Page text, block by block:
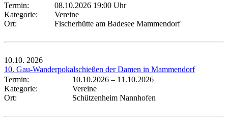
Termin:
08.10.2026 19:00 Uhr
Kategorie:
Vereine
Ort:
Fischerhütte am Badesee Mammendorf
10.10. 2026
10. Gau-Wanderpokalschießen der Damen in Mammendorf
Termin:
10.10.2026 – 11.10.2026
Kategorie:
Vereine
Ort:
Schützenheim Nannhofen